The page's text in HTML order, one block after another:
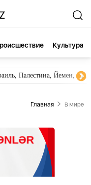
Культура
Палестина, Йемен,
Главная В мире